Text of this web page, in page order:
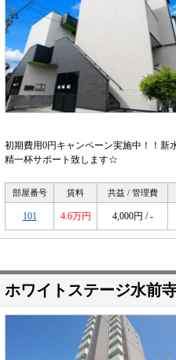
初期費用0円キャンペーン実施中！！
精一杯サポート致します☆
部屋番号 賃料 共益 / 管理費
101 4.6万円 4,000円 / -
ホワイトステージ水前